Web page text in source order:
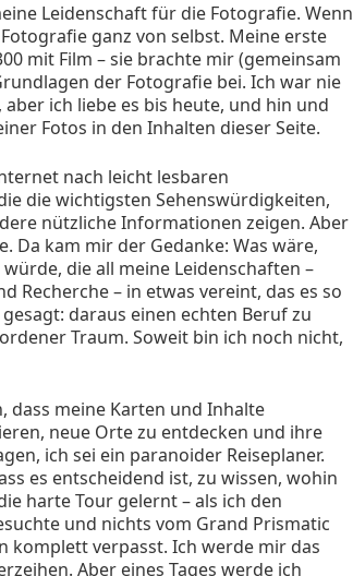
Leidenschaft für die Fotografie. Wenn
ganz von selbst. Meine erste
mit Film – sie brachte mir (gemeinsam
der Fotografie bei. Ich war nie
ich liebe es bis heute, und hin und
Fotos in den Inhalten dieser Seite.
nach leicht lesbaren
die wichtigsten Sehenswürdigkeiten,
nützliche Informationen zeigen. Aber
Da kam mir der Gedanke: Was wäre,
die all meine Leidenschaften –
Recherche – in etwas vereint, das es so
daraus einen echten Beruf zu
Traum. Soweit bin ich noch nicht,
dass meine Karten und Inhalte
neue Orte zu entdecken und ihre
ich sei ein paranoider Reiseplaner.
es entscheidend ist, zu wissen, wohin
harte Tour gelernt – als ich den
und nichts vom Grand Prismatic
komplett verpasst. Ich werde mir das
Aber eines Tages werde ich